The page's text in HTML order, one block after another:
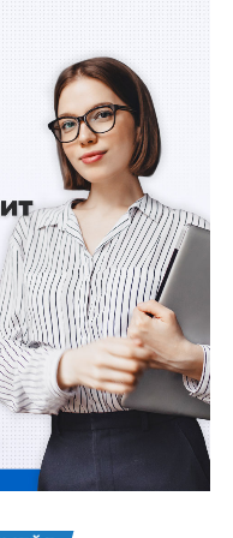
і ділки, і
один одного
других — для
своїх
проведення
колег.
Шарандака
якраз і був один
притягався до
незаконні дії з
акцизними
житті
його обікрав
подав заяву
на загальну
керівником у
Національного